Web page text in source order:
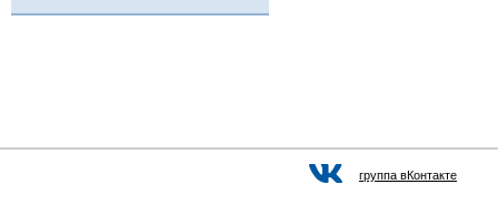
группа вКонтакте